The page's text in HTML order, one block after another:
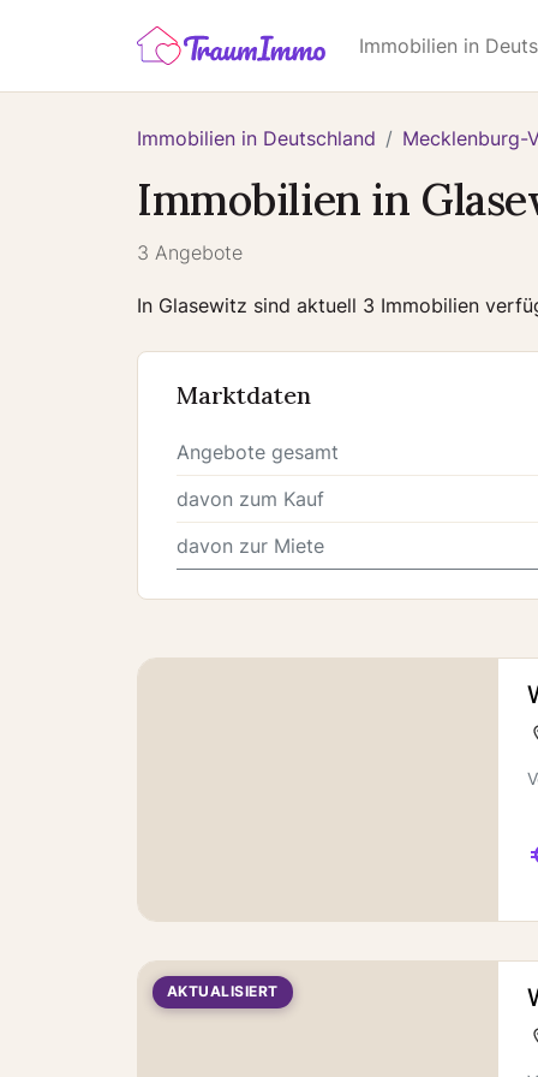
Immobilien in
Immobilien in Deutschland Mecklenburg-
Immobilien in
3 Angebote
In Glasewitz sind aktuell 3 Immobilien
Marktdaten
Angebote gesamt
davon zum Kauf
davon zur Miete
AKTUALISIERT